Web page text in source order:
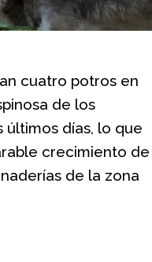
cuatro potros en
de los
últimos días, lo que
crecimiento de
de la zona